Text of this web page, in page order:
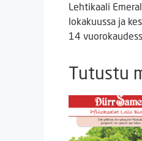
Lehtikaali
lokakuussa ja
14
Tutustu